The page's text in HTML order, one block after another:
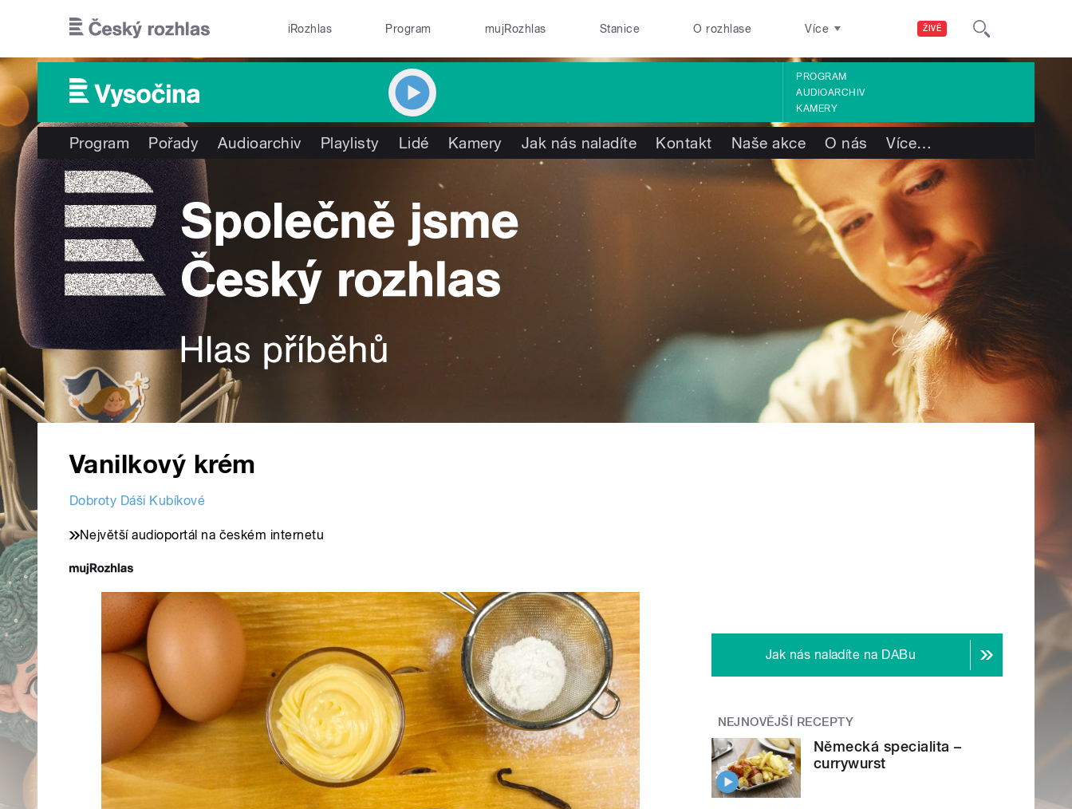
ŽIVĚ
iRozhlas Program mujRozhlas Stanice O rozhlase Více
PROGRAM
AUDIOARCHIV
KAMERY
Program Pořady Audioarchiv Playlisty Lidé Kamery Jak nás naladíte Kontakt Naše akce O nás Více…
Vanilkový krém
Dobroty Dáši Kubíkové
Největší audioportál na českém internetu
Jak nás naladíte na DABu
NEJNOVĚJŠÍ RECEPTY
Německá specialita –
currywurst